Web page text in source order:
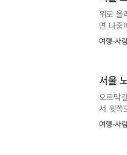
쪽방촌
이었어
미루어..
위로 올
면 나중
싶을 정
계단
비를 하
었어요.
도 더
정말 신
여행-사
서울
오르막
서 윗쪽
어요.
있었
여행-사